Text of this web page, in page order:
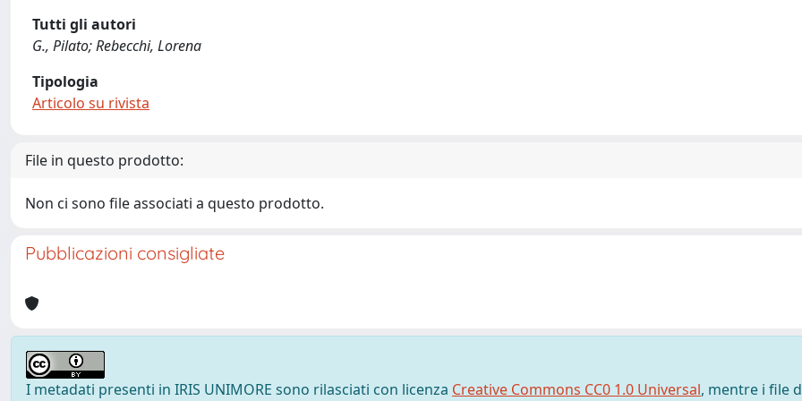
Tutti gli autori
G., Pilato; Rebecchi, Lorena
Tipologia
Articolo su rivista
File in questo prodotto:
Non ci sono file associati a questo prodotto.
Pubblicazioni consigliate
I metadati presenti in IRIS UNIMORE sono rilasciati con licenza Creative Commons CC0 1.0 Universal, mentre i file